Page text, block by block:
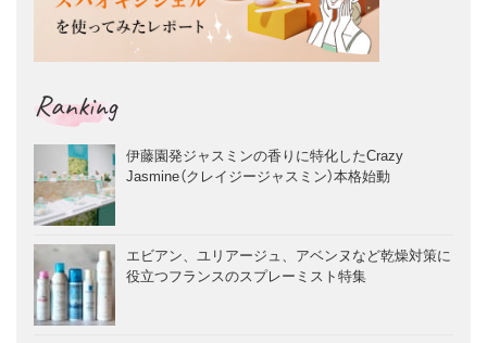
Ranking
伊藤園発ジャスミンの香りに特化したCrazy
Jasmine（クレイジージャスミン）本格始動
エビアン、ユリアージュ、アベンヌなど乾燥対策に
役立つフランスのスプレーミスト特集